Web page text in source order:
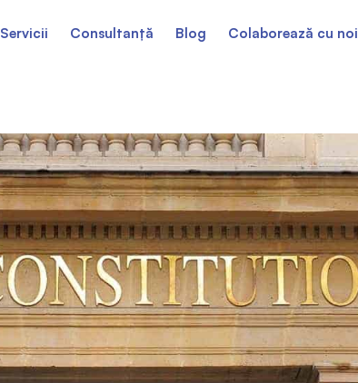
Servicii Consultanță Blog Colaborează cu noi